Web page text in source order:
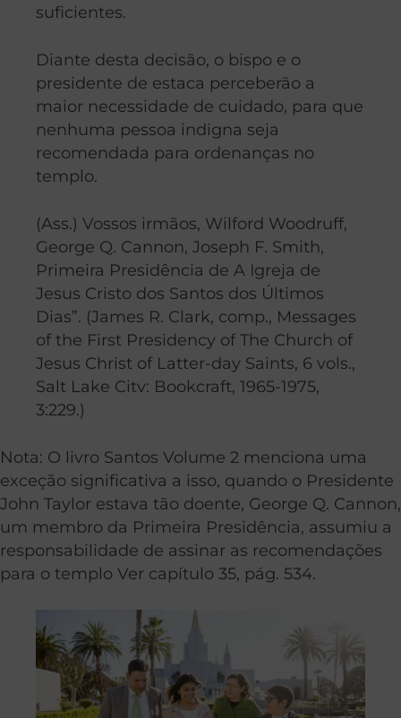
suficientes.
Diante desta decisão, o bispo e o
presidente de estaca perceberão a
maior necessidade de cuidado, para que
nenhuma pessoa indigna seja
recomendada para ordenanças no
templo.
(Ass.) Vossos irmãos, Wilford Woodruff,
George Q. Cannon, Joseph F. Smith,
Primeira Presidência de A Igreja de
Jesus Cristo dos Santos dos Últimos
Dias”. (James R. Clark, comp., Messages
of the First Presidency of The Church of
Jesus Christ of Latter-day Saints, 6 vols.,
Salt Lake Citv: Bookcraft, 1965-1975,
3:229.)
Nota: O livro Santos Volume 2 menciona uma
exceção significativa a isso, quando o Presidente
John Taylor estava tão doente, George Q. Cannon,
um membro da Primeira Presidência, assumiu a
responsabilidade de assinar as recomendações
para o templo Ver capítulo 35, pág. 534.